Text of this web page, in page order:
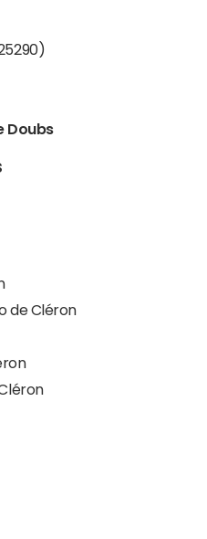
Doubs
de Cléron